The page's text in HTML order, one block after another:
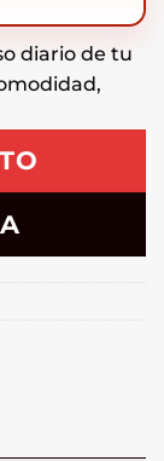
diario de tu